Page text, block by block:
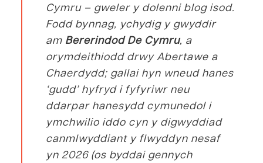
Cymru – gweler y dolenni blog isod.
Fodd bynnag, ychydig y gwyddir
am Bererindod De Cymru, a
orymdeithiodd drwy Abertawe a
Chaerdydd; gallai hyn wneud hanes
‘gudd’ hyfryd i fyfyriwr neu
ddarpar hanesydd cymunedol i
ymchwilio iddo cyn y digwyddiad
canmlwyddiant y flwyddyn nesaf
yn 2026 (os byddai gennych